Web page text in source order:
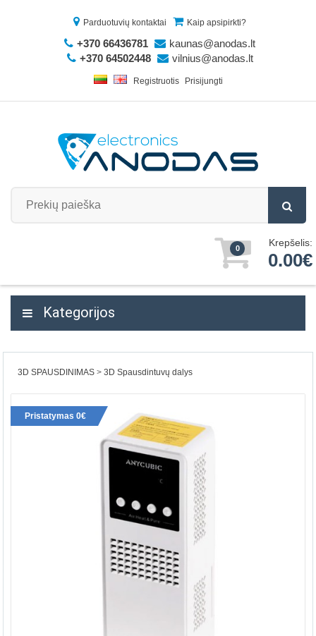
Parduotuvių kontaktai Kaip apsipirkti?
+370 66436781
kaunas@anodas.lt
+370 64502448
vilnius@anodas.lt
Registruotis Prisijungti
0 Krepšelis:
0.00€
Kategorijos
3D SPAUSDINIMAS 3D Spausdintuvų dalys
Pristatymas 0€